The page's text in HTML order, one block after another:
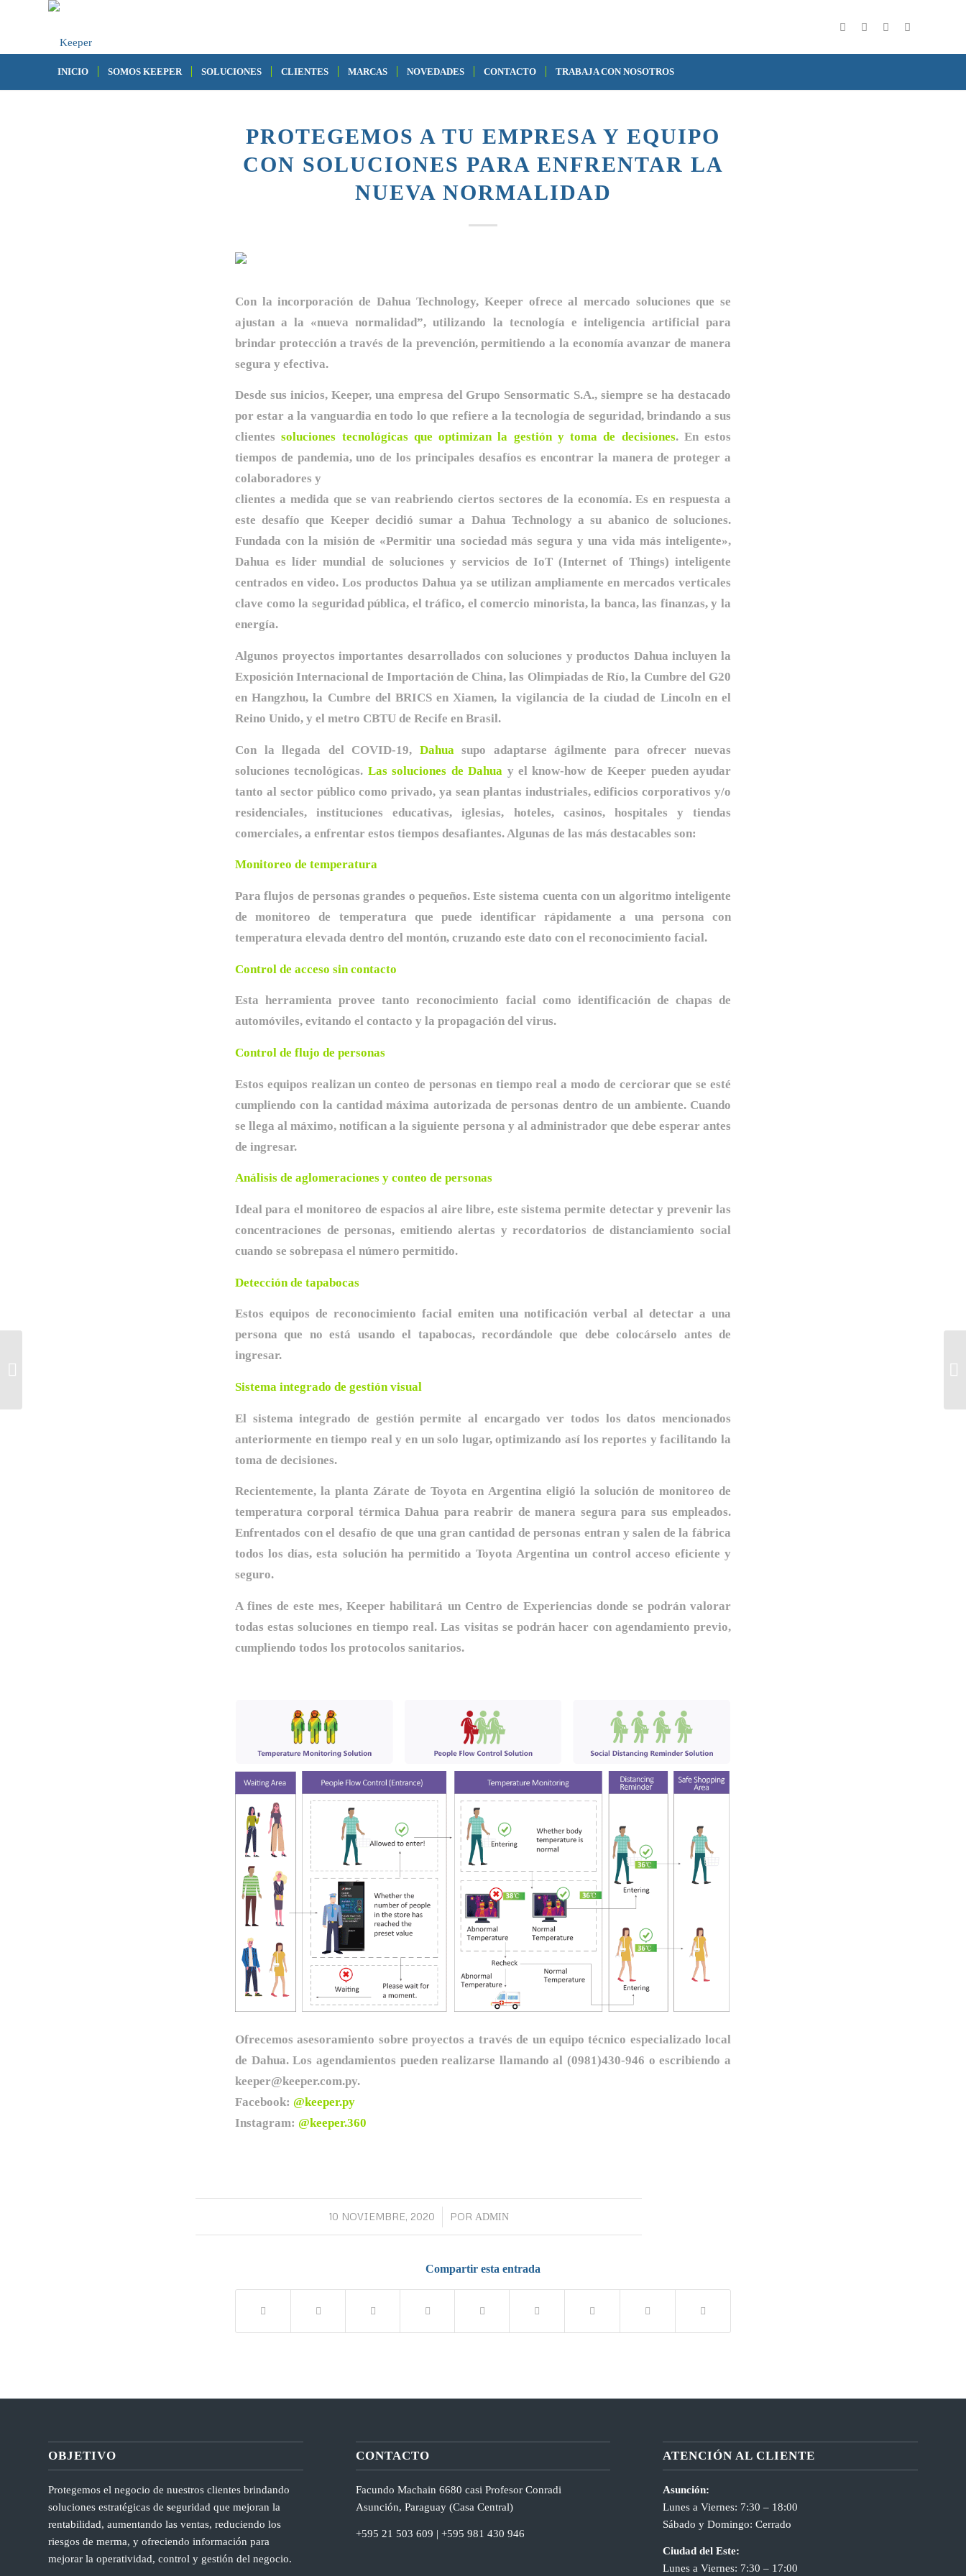
INICIO SOMOS KEEPER SOLUCIONES CLIENTES MARCAS NOVEDADES CONTACTO TRABAJA CON NOSOTROS
PROTEGEMOS A TU EMPRESA Y EQUIPO
CON SOLUCIONES PARA ENFRENTAR LA
NUEVA NORMALIDAD
Con la incorporación de Dahua Technology, Keeper ofrece al mercado soluciones que se
ajustan a la «nueva normalidad”, utilizando la tecnología e inteligencia artificial para
brindar protección a través de la prevención, permitiendo a la economía avanzar de manera
segura y efectiva.
Desde sus inicios, Keeper, una empresa del Grupo Sensormatic S.A., siempre se ha destacado
por estar a la vanguardia en todo lo que refiere a la tecnología de seguridad, brindando a sus
clientessoluciones tecnológicas que optimizan la gestión y toma de decisiones. En estos
tiempos de pandemia, uno de los principales desafíos es encontrar la manera de proteger a
colaboradores y
clientes a medida que se van reabriendo ciertos sectores de la economía. Es en respuesta a
este desafío que Keeper decidió sumar a Dahua Technology a su abanico de soluciones.
Fundada con la misión de «Permitir una sociedad más segura y una vida más inteligente»,
Dahua es líder mundial de soluciones y servicios de IoT (Internet of Things) inteligente
centrados en video. Los productos Dahua ya se utilizan ampliamente en mercados verticales
clave como la seguridad pública, el tráfico, el comercio minorista, la banca, las finanzas, y la
energía.
Algunos proyectos importantes desarrollados con soluciones y productos Dahua incluyen la
Exposición Internacional de Importación de China, las Olimpiadas de Río, la Cumbre del G20
en Hangzhou, la Cumbre del BRICS en Xiamen, la vigilancia de la ciudad de Lincoln en el
Reino Unido, y el metro CBTU de Recife en Brasil.
Con la llegada del COVID-19, Dahua supo adaptarse ágilmente para ofrecer nuevas
soluciones tecnológicas. Las soluciones de Dahua y el know-how de Keeper pueden ayudar
tanto al sector público como privado, ya sean plantas industriales, edificios corporativos y/o
residenciales, instituciones educativas, iglesias, hoteles, casinos, hospitales y tiendas
comerciales, a enfrentar estos tiempos desafiantes. Algunas de las más destacables son:
Monitoreo de temperatura
Para flujos de personas grandes o pequeños. Este sistema cuenta con un algoritmo inteligente
de monitoreo de temperatura que puede identificar rápidamente a una persona con
temperatura elevada dentro del montón, cruzando este dato con el reconocimiento facial.
Control de acceso sin contacto
Esta herramienta provee tanto reconocimiento facial como identificación de chapas de
automóviles, evitando el contacto y la propagación del virus.
Control de flujo de personas
Estos equipos realizan un conteo de personas en tiempo real a modo de cerciorar que se esté
cumpliendo con la cantidad máxima autorizada de personas dentro de un ambiente. Cuando
se llega al máximo, notifican a la siguiente persona y al administrador que debe esperar antes
de ingresar.
Análisis de aglomeraciones y conteo de personas
Ideal para el monitoreo de espacios al aire libre, este sistema permite detectar y prevenir las
concentraciones de personas, emitiendo alertas y recordatorios de distanciamiento social
cuando se sobrepasa el número permitido.
Detección de tapabocas
Estos equipos de reconocimiento facial emiten una notificación verbal al detectar a una
persona que no está usando el tapabocas, recordándole que debe colocárselo antes de
ingresar.
Sistema integrado de gestión visual
El sistema integrado de gestión permite al encargado ver todos los datos mencionados
anteriormente en tiempo real y en un solo lugar, optimizando así los reportes y facilitando la
toma de decisiones.
Recientemente, la planta Zárate de Toyota en Argentina eligió la solución de monitoreo de
temperatura corporal térmica Dahua para reabrir de manera segura para sus empleados.
Enfrentados con el desafío de que una gran cantidad de personas entran y salen de la fábrica
todos los días, esta solución ha permitido a Toyota Argentina un control acceso eficiente y
seguro.
A fines de este mes, Keeper habilitará un Centro de Experiencias donde se podrán valorar
todas estas soluciones en tiempo real. Las visitas se podrán hacer con agendamiento previo,
cumpliendo todos los protocolos sanitarios.
Ofrecemos asesoramiento sobre proyectos a través de un equipo técnico especializado local
de Dahua. Los agendamientos pueden realizarse llamando al (0981)430-946 o escribiendo a
keeper@keeper.com.py.
Facebook: @keeper.py
Instagram: @keeper.360
10 NOVIEMBRE, 2020
/ POR ADMIN
Compartir esta entrada
OBJETIVO
Protegemos el negocio de nuestros clientes brindando
soluciones estratégicas de seguridad que mejoran la
rentabilidad, aumentando las ventas, reduciendo los
riesgos de merma, y ofreciendo información para
mejorar la operatividad, control y gestión del negocio.
CONTACTO
Facundo Machain 6680 casi Profesor Conradi
Asunción, Paraguay (Casa Central)
+595 21 503 609 | +595 981 430 946
ATENCIÓN AL CLIENTE
Asunción:
Lunes a Viernes: 7:30 – 18:00
Sábado y Domingo: Cerrado
Ciudad del Este:
Lunes a Viernes: 7:30 – 17:00